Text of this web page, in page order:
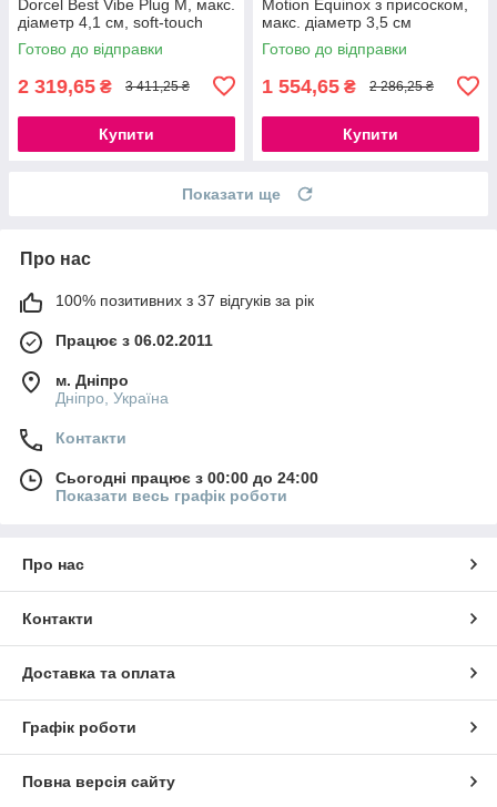
Dorcel Best Vibe Plug M, макс.
діаметр 4,1 см, soft-touch
силікон 777Store.com.ua
Готово до відправки
2 319,65 ₴ 3 411,25 ₴
Купити
Motion Equinox з присоском,
макс. діаметр 3,5 см
777Store.com.ua
Готово до відправки
1 554,65 ₴ 2 286,25 ₴
Купити
Показати ще
Про нас
100% позитивних з 37 відгуків за рік
Працює з 06.02.2011
м. Дніпро
Дніпро, Україна
Контакти
Сьогодні працює з 00:00 до 24:00
Показати весь графік роботи
Про нас
Контакти
Доставка та оплата
Графік роботи
Повна версія сайту